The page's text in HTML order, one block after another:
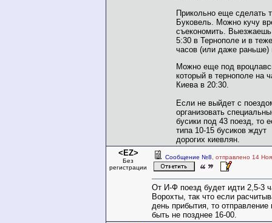
Прикольно еще сделать
Буковель. Можно кучу
съекономить.
5:30 в Тернополе и в
часов (или даже раньше)
Можно еще под
который в тернополе на
Киева в 20:30.
Если не выйдет с
организовать
бусики под 43 поезд, то
типа 10-15 бусиков ждут
дорогих киевлян.
<EZ>
Без
регистрации
Сообщение №8 , отправлено 14
От И-Ф поезд будет идти 2,5-3
Ворохты, так что если
день прибытия, то
быть не позднее 16-00.